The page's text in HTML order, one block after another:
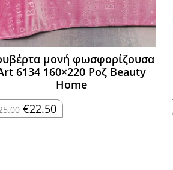
μονή φωσφορίζουσα
6134 160×220 Ροζ Beauty
Home
Original
price
€22.50Η
τρέχουσα